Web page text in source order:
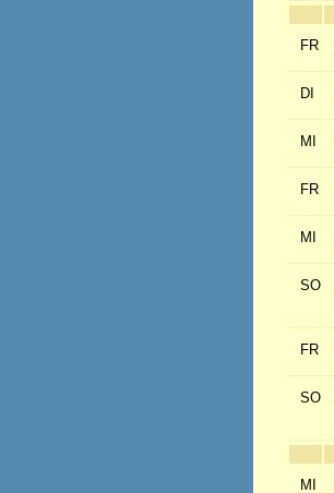
FR
DI
MI
FR
MI
SO
FR
SO
MI